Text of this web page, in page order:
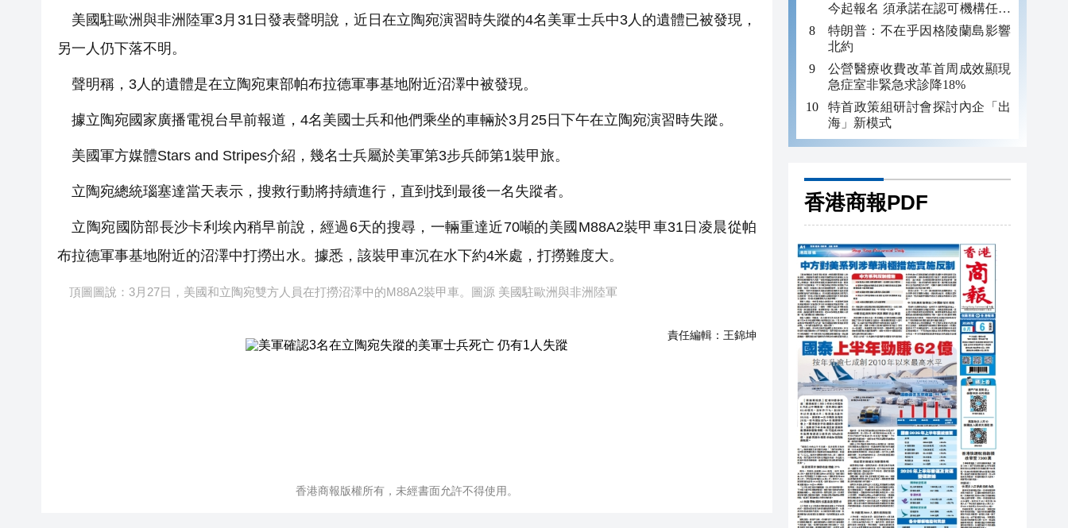
美國駐歐洲與非洲陸軍3月31日發表聲明說，近日在立陶宛演習時失蹤的4名美軍士兵中3人的遺體已被發現，
另一人仍下落不明。
聲明稱，3人的遺體是在立陶宛東部帕布拉德軍事基地附近沼澤中被發現。
據立陶宛國家廣播電視台早前報道，4名美國士兵和他們乘坐的車輛於3月25日下午在立陶宛演習時失蹤。
美國軍方媒體Stars and Stripes介紹，幾名士兵屬於美軍第3步兵師第1裝甲旅。
立陶宛總統瑙塞達當天表示，搜救行動將持續進行，直到找到最後一名失蹤者。
立陶宛國防部長沙卡利埃內稍早前說，經過6天的搜尋，一輛重達近70噸的美國M88A2裝甲車31日凌晨從帕
布拉德軍事基地附近的沼澤中打撈出水。據悉，該裝甲車沉在水下約4米處，打撈難度大。
頂圖圖說：3月27日，美國和立陶宛雙方人員在打撈沼澤中的M88A2裝甲車。圖源 美國駐歐洲與非洲陸軍
責任編輯： 王錦坤
香港商報版權所有，未經書面允許不得使用。
今起報名 須承諾在認可機構任職
至少三年
特朗普：不在乎因格陵蘭島影響
北約
公營醫療收費改革首周成效顯現
急症室非緊急求診降18%
特首政策組研討會探討內企「出
海」新模式
香港商報PDF